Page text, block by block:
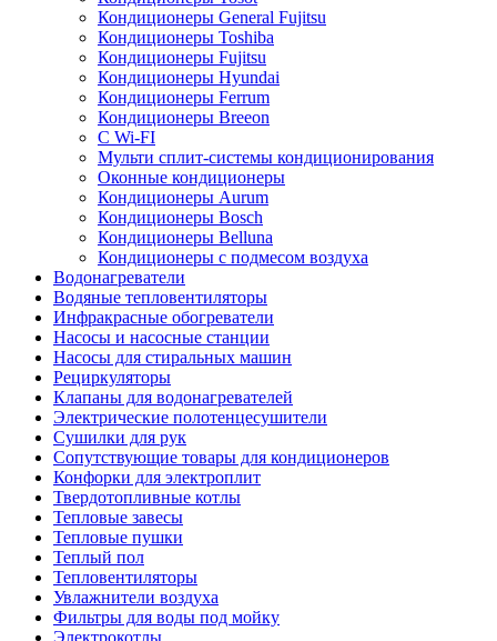
Кондиционеры General Fujitsu
Кондиционеры Toshiba
Кондиционеры Fujitsu
Кондиционеры Hyundai
Кондиционеры Ferrum
Кондиционеры Breeon
С Wi-FI
Мульти сплит-системы кондиционирования
Оконные кондиционеры
Кондиционеры Aurum
Кондиционеры Bosch
Кондиционеры Belluna
Кондиционеры с подмесом воздуха
Водонагреватели
Водяные тепловентиляторы
Инфракрасные обогреватели
Насосы и насосные станции
Насосы для стиральных машин
Рециркуляторы
Клапаны для водонагревателей
Электрические полотенцесушители
Сушилки для рук
Сопутствующие товары для кондиционеров
Конфорки для электроплит
Твердотопливные котлы
Тепловые завесы
Тепловые пушки
Теплый пол
Тепловентиляторы
Увлажнители воздуха
Фильтры для воды под мойку
Электрокотлы